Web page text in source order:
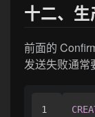
十二、
前面的
发送失败通常
1